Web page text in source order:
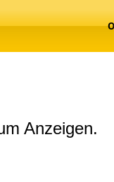
Anzeigen.